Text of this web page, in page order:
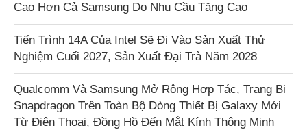
Cao Hơn Cả Samsung Do Nhu Cầu Tăng Cao
Tiến Trình 14A Của Intel Sẽ Đi Vào Sản Xuất Thử
Nghiệm Cuối 2027, Sản Xuất Đại Trà Năm 2028
Qualcomm Và Samsung Mở Rộng Hợp Tác, Trang Bị
Snapdragon Trên Toàn Bộ Dòng Thiết Bị Galaxy Mới
Từ Điện Thoại, Đồng Hồ Đến Mắt Kính Thông Minh